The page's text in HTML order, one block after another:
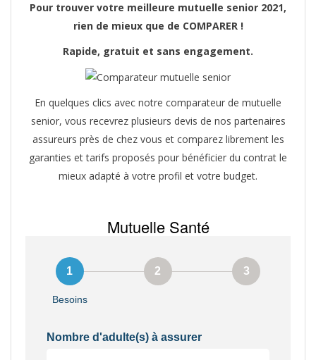
Pour trouver votre meilleure mutuelle senior 2021,
rien de mieux que de COMPARER !
Rapide, gratuit et sans engagement.
En quelques clics avec notre comparateur de mutuelle
senior, vous recevrez plusieurs devis de nos partenaires
assureurs près de chez vous et comparez librement les
garanties et tarifs proposés pour bénéficier du contrat le
mieux adapté à votre profil et votre budget.